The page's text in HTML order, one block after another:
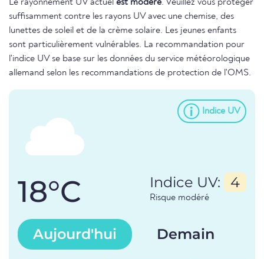
Le rayonnement UV actuel est modéré. Veuillez vous protéger
suffisamment contre les rayons UV avec une chemise, des
lunettes de soleil et de la crème solaire. Les jeunes enfants
sont particulièrement vulnérables. La recommandation pour
l'indice UV se base sur les données du service météorologique
allemand selon les recommandations de protection de l'OMS.
Indice UV
18°C Indice UV: 4
Risque modéré
Aujourd'hui Demain